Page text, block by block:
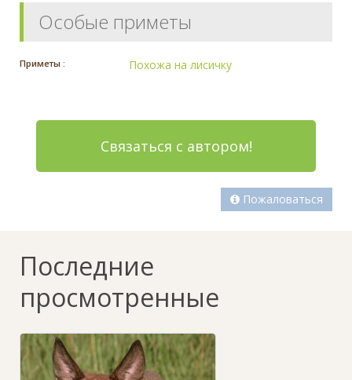
Особые приметы
Приметы : Похожа на лисичку
Связаться с автором!
Пожаловаться
Последние
просмотренные